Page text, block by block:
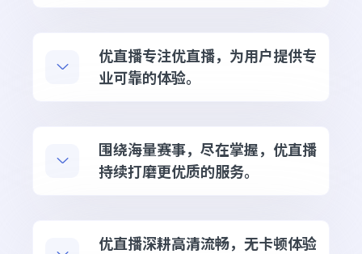
优直播专注优直播，为用户提供专
业可靠的体验。
围绕海量赛事，尽在掌握，优直播
持续打磨更优质的服务。
优直播深耕高清流畅，无卡顿体验